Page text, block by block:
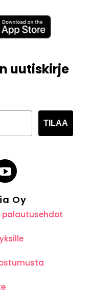
uutiskirje
TILAA
Oy
palautusehdot